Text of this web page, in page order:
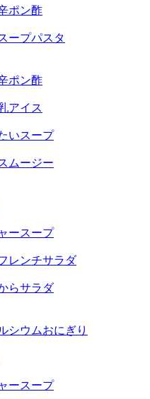
ポン酢
ープパスタ
ポン酢
アイス
いスープ
ムージー
ースープ
レンチサラダ
らサラダ
シウムおにぎり
ースープ